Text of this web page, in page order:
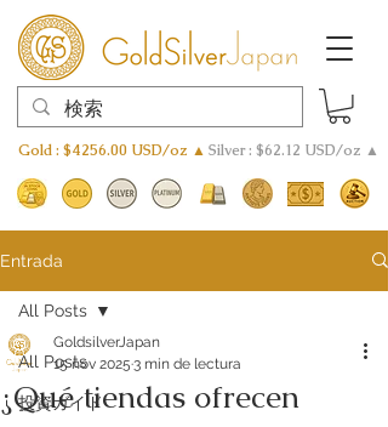
Gold : $4256.00 USD/oz ▲ Silver : $62.12 USD/oz ▲
Entrada
All Posts
投資ガイド
All Posts
¿Qué tiendas ofrecen
GoldsilverJapan
15 nov 2025 3 min de lectura